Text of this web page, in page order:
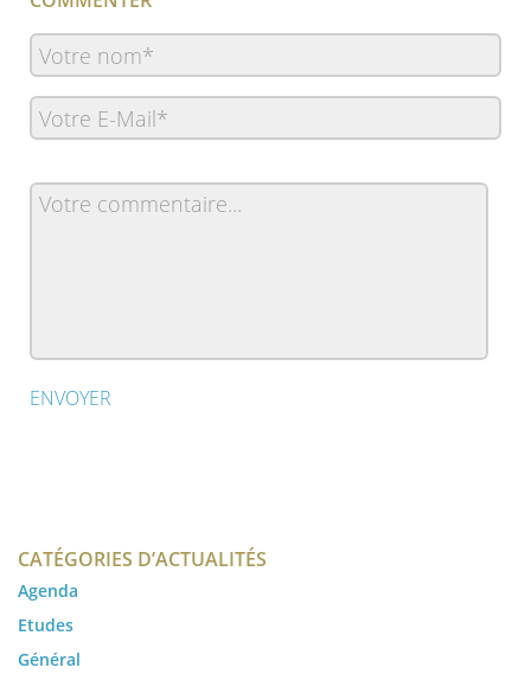
CATÉGORIES D’ACTUALITÉS
Agenda
Etudes
Général